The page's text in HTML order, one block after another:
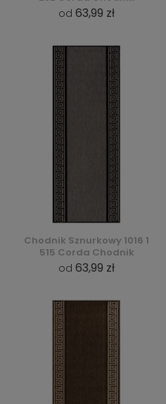
od 63,99 zł
Chodnik Sznurkowy 1016 1
515 Corda Chodnik
od 63,99 zł